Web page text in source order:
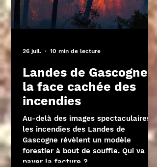
Landes de Gascogne :
la face cachée des
incendies
Au-delà des images spectaculaires,
les incendies des Landes de
Gascogne révèlent un modèle
forestier à bout de souffle. Qui va
payer la facture ?
26 juil. 10 min de lecture